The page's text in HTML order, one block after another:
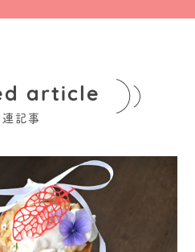
article
連記事